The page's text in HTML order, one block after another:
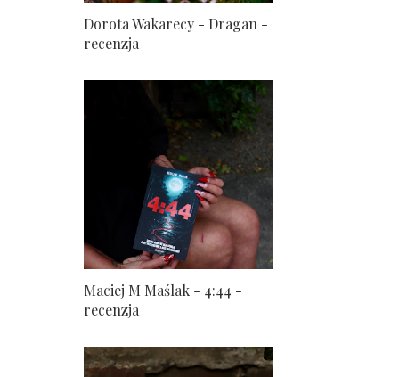
Dorota Wakarecy - Dragan -
recenzja
Maciej M Maślak - 4:44 -
recenzja